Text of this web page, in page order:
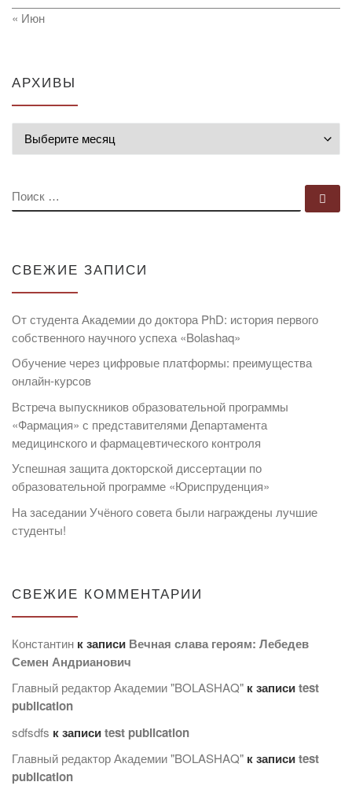
« Июн
АРХИВЫ
ПОИСК
СВЕЖИЕ ЗАПИСИ
От студента Академии до доктора PhD: история первого
собственного научного успеха «Bolashaq»
Обучение через цифровые платформы: преимущества
онлайн-курсов
Встреча выпускников образовательной программы
«Фармация» с представителями Департамента
медицинского и фармацевтического контроля
Успешная защита докторской диссертации по
образовательной программе «Юриспруденция»
На заседании Учёного совета были награждены лучшие
студенты!
СВЕЖИЕ КОММЕНТАРИИ
Константин к записи Вечная слава героям: Лебедев
Семен Андрианович
Главный редактор Академии "BOLASHAQ" к записиtest
publication
sdfsdfs к записиtest publication
Главный редактор Академии "BOLASHAQ" к записиtest
publication